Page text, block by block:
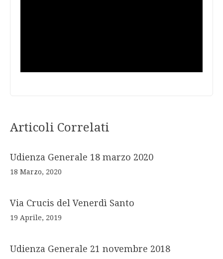
Articoli Correlati
Udienza Generale 18 marzo 2020
18 Marzo, 2020
Via Crucis del Venerdì Santo
19 Aprile, 2019
Udienza Generale 21 novembre 2018